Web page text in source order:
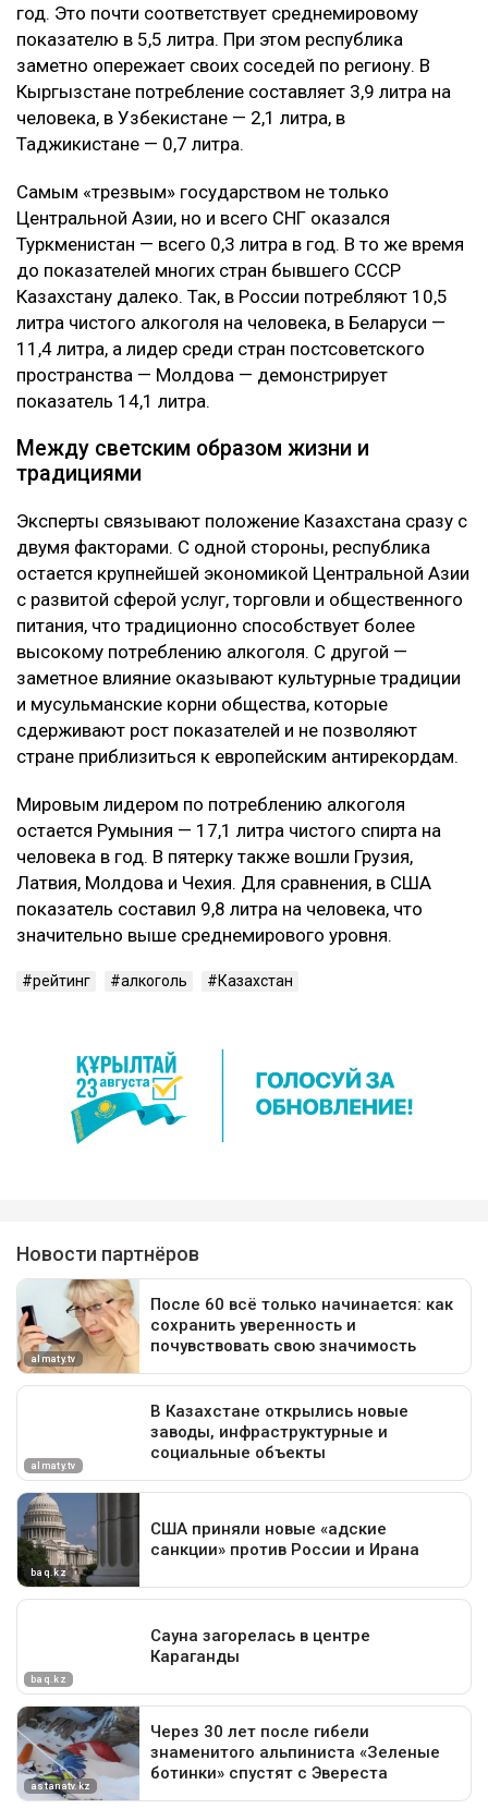
год. Это почти соответствует среднемировому
показателю в 5,5 литра. При этом республика
заметно опережает своих соседей по региону. В
Кыргызстане потребление составляет 3,9 литра на
человека, в Узбекистане — 2,1 литра, в
Таджикистане — 0,7 литра.
Самым «трезвым» государством не только
Центральной Азии, но и всего СНГ оказался
Туркменистан — всего 0,3 литра в год. В то же время
до показателей многих стран бывшего СССР
Казахстану далеко. Так, в России потребляют 10,5
литра чистого алкоголя на человека, в Беларуси —
11,4 литра, а лидер среди стран постсоветского
пространства — Молдова — демонстрирует
показатель 14,1 литра.
Между светским образом жизни и
традициями
Эксперты связывают положение Казахстана сразу с
двумя факторами. С одной стороны, республика
остается крупнейшей экономикой Центральной Азии
с развитой сферой услуг, торговли и общественного
питания, что традиционно способствует более
высокому потреблению алкоголя. С другой —
заметное влияние оказывают культурные традиции
и мусульманские корни общества, которые
сдерживают рост показателей и не позволяют
стране приблизиться к европейским антирекордам.
Мировым лидером по потреблению алкоголя
остается Румыния — 17,1 литра чистого спирта на
человека в год. В пятерку также вошли Грузия,
Латвия, Молдова и Чехия. Для сравнения, в США
показатель составил 9,8 литра на человека, что
значительно выше среднемирового уровня.
рейтинг алкоголь Казахстан